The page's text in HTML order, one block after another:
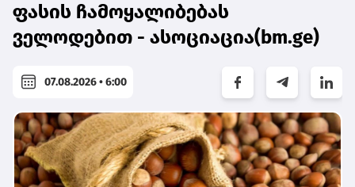
ფასის ჩამოყალიბებას
ველოდებით - ასოციაცია(bm.ge)
07.08.2026 • 6:00